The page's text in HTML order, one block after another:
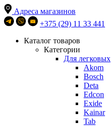
Адреса магазинов
+375 (29) 11 33 441
Каталог товаров
Категории
Для легковых
Akom
Bosch
Deta
Edcon
Exide
Kainar
Tab